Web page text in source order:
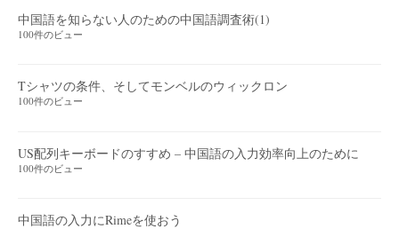
中国語を知らない人のための中国語調査術(1)
100件のビュー
Tシャツの条件、そしてモンベルのウィックロン
100件のビュー
US配列キーボードのすすめ – 中国語の入力効率向上のために
100件のビュー
中国語の入力にRimeを使おう